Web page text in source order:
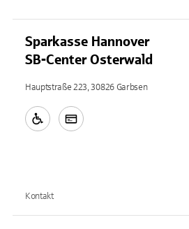
Sparkasse Hannover
SB-Center Osterwald
Hauptstraße 223, 30826 Garbsen
Kontakt